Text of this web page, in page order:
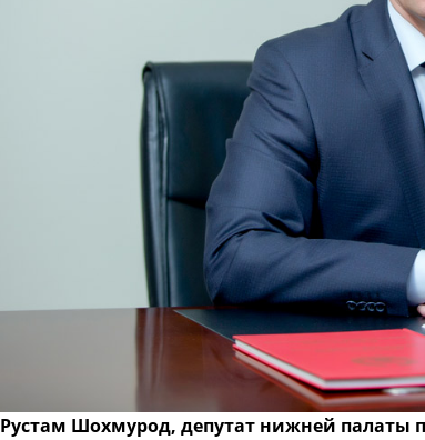
Рустам Шохмурод, депутат нижней палаты